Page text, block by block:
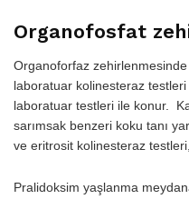
Organofosfat
Organoforfaz zehirlenmesinde
laboratuar kolinesteraz
laboratuar testleri ile konur.
sarımsak benzeri koku tanı
ve eritrosit kolinesteraz
Pralidoksim yaşlanma